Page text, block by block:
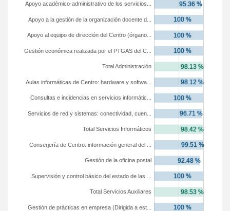
Gestión de prácticas en empresa (Dirigida a est...
Total Servicios Auxiliares
Supervisión y control básico del estado de las ...
Gestión de la oficina postal
Conserjería de Centro: información general del ...
Total Servicios Informáticos
Servicios de red y sistemas: conectividad, cuen...
Consultas e incidencias en servicios informátic...
Aulas informáticas de Centro: hardware y softwa...
Total Administración
Gestión económica realizada por el PTGAS del C...
Apoyo al equipo de dirección del Centro (órgano...
Apoyo a la gestión de la organización docente d...
Apoyo académico-administrativo de los servicios...